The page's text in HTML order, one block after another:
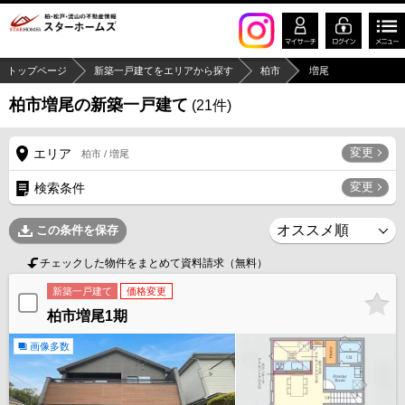
トップページ 新築一戸建てをエリアから探す 柏市 増尾
柏市増尾の新築一戸建て (21件)
エリア 柏市 / 増尾 変更
検索条件 変更
この条件を保存
チェックした物件をまとめて資料請求（無料）
新築一戸建て 価格変更
柏市増尾1期
画像多数